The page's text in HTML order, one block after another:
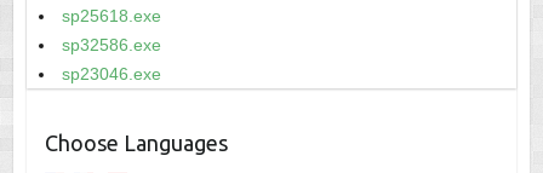
sp25618.exe
sp32586.exe
sp23046.exe
Choose Languages